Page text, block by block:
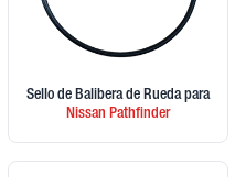
Sello de Balibera de Rueda para
Nissan Pathfinder